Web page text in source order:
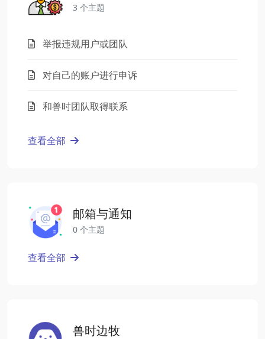
3 个主题
举报违规用户或团队
对自己的账户进行申诉
和兽时团队取得联系
查看全部
邮箱与通知
0 个主题
查看全部
兽时边牧